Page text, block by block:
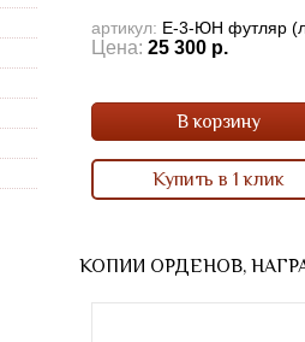
артикул: Е-3-ЮН футляр
Цена: 25 300 р.
В корзину
Купить в 1 клик
КОПИИ ОРДЕНОВ,